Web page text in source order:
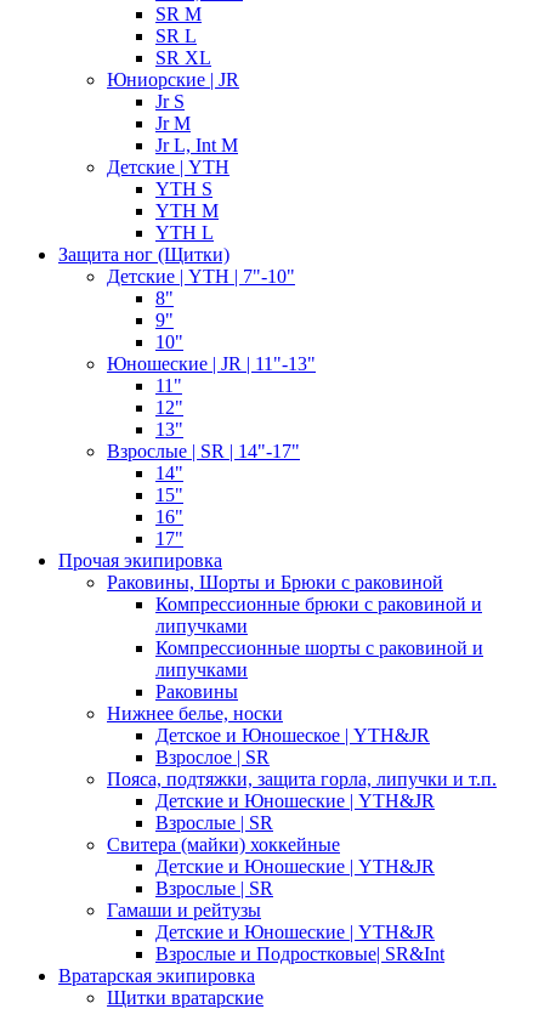
SR M
SR L
SR XL
Юниорские | JR
Jr S
Jr M
Jr L, Int M
Детские | YTH
YTH S
YTH M
YTH L
Защита ног (Щитки)
Детские | YTH | 7"-10"
8"
9"
10"
Юношеские | JR | 11"-13"
11"
12"
13"
Взрослые | SR | 14"-17"
14"
15"
16"
17"
Прочая экипировка
Раковины, Шорты и Брюки с раковиной
Компрессионные брюки с раковиной и
липучками
Компрессионные шорты с раковиной и
липучками
Раковины
Нижнее белье, носки
Детское и Юношеское | YTH&JR
Взрослое | SR
Пояса, подтяжки, защита горла, липучки и т.п.
Детские и Юношеские | YTH&JR
Взрослые | SR
Свитера (майки) хоккейные
Детские и Юношеские | YTH&JR
Взрослые | SR
Гамаши и рейтузы
Детские и Юношеские | YTH&JR
Взрослые и Подростковые| SR&Int
Вратарская экипировка
Щитки вратарские